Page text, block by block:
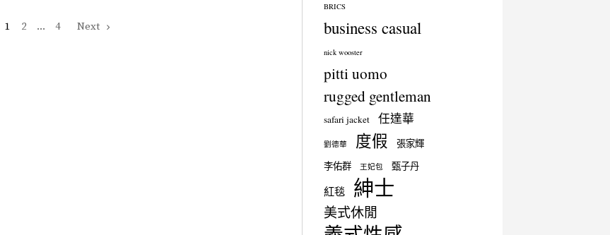
1 2 ... 4 Next
BRICS
business casual
nick wooster
pitti uomo
rugged gentleman
safari jacket 任達華
劉德華 度假
張家輝
李佑群
王妃包 甄子丹
紅毯 紳士
美式休閒